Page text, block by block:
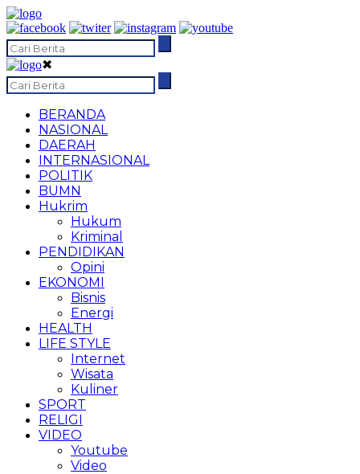
✖
BERANDA
NASIONAL
DAERAH
INTERNASIONAL
POLITIK
BUMN
Hukrim
Hukum
Kriminal
PENDIDIKAN
Opini
EKONOMI
Bisnis
Energi
HEALTH
LIFE STYLE
Internet
Wisata
Kuliner
SPORT
RELIGI
VIDEO
Youtube
Video